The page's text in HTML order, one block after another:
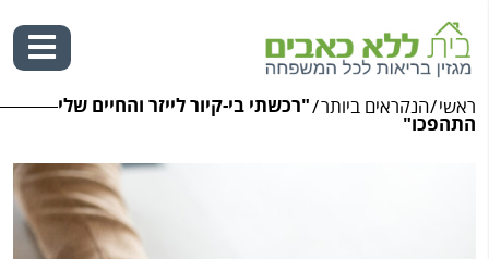
Skip
to
ראשי/הנקראים ביותר/"רכשתי בי-קיור לייזר והחיים שלי
התהפכו"